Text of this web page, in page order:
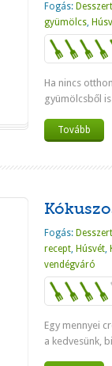
Fogás: Desszert
gyümölcs,
Ha nincs
gyümölcsből
Tovább
Fogás: Desszert
recept, Húsvét,
vendégváró
Egy mennyei
a kedvesünk,